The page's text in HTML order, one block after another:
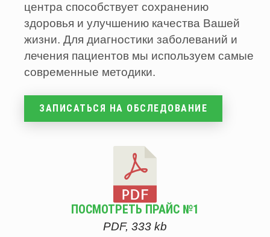
центра способствует сохранению
здоровья и улучшению качества Вашей
жизни. Для диагностики заболеваний и
лечения пациентов мы используем самые
современные методики.
ЗАПИСАТЬСЯ НА ОБСЛЕДОВАНИЕ
ПОСМОТРЕТЬ ПРАЙС №1
PDF, 333 kb